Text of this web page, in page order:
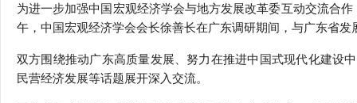
为进一步加强中国宏观经济学会与地方发展改革委互动交流合
午，中国宏观经济学会会长徐善长在广东调研期间，与广东省
双方围绕推动广东高质量发展、努力在推进中国式现代化建设
民营经济发展等话题展开深入交流。